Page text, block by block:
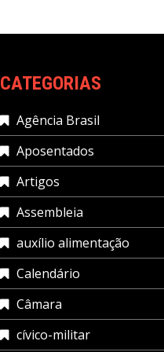
CATEGORIAS
Agência Brasil
Aposentados
Artigos
Assembleia
auxílio alimentação
Calendário
Câmara
cívico-militar